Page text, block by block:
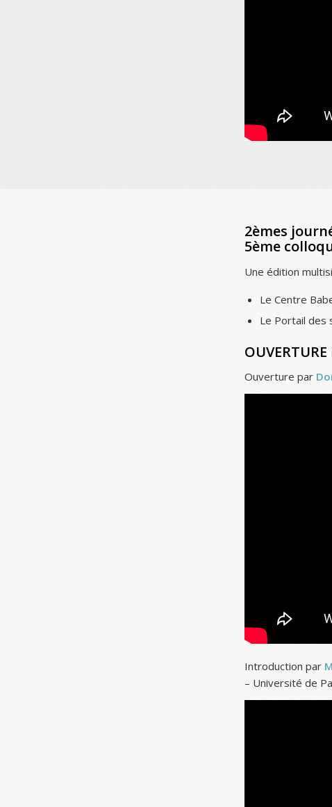
2èmes
5ème
Une édition
Le Centre
Le Portail des
Ouverture par
Introduction par
– Université de